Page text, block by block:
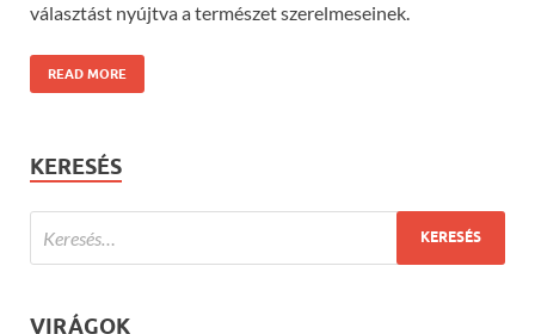
választást nyújtva a természet szerelmeseinek.
READ MORE
KERESÉS
VIRÁGOK